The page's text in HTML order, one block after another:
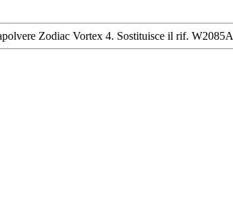
Zodiac Vortex 4. Sostituisce il rif. W2085A